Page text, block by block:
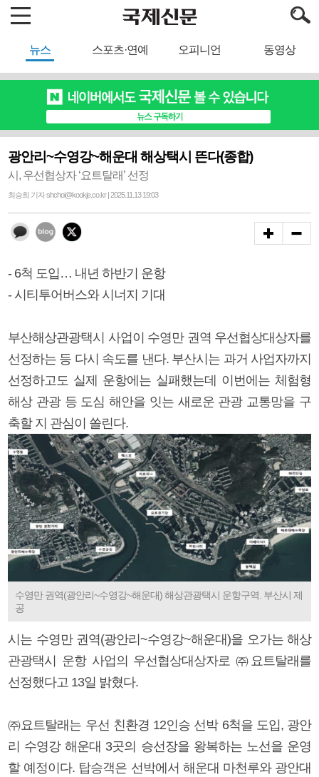
뉴스 스포츠·연예 오피니언 동영상
광안리~수영강~해운대 해상택시 뜬다(종합)
시, 우선협상자 ‘요트탈래’ 선정
최승희 기자 shchoi@kookje.co.kr | 2025.11.13 19:03
- 6척 도입… 내년 하반기 운항
- 시티투어버스와 시너지 기대
부산해상관광택시 사업이 수영만 권역 우선협상대상자를
선정하는 등 다시 속도를 낸다. 부산시는 과거 사업자까지
선정하고도 실제 운항에는 실패했는데 이번에는 체험형
해상 관광 등 도심 해안을 잇는 새로운 관광 교통망을 구
축할 지 관심이 쏠린다.
수영만 권역(광안리~수영강~해운대) 해상관광택시 운항구역. 부산시 제
공
시는 수영만 권역(광안리~수영강~해운대)을 오가는 해상
관광택시 운항 사업의 우선협상대상자로 ㈜요트탈래를
선정했다고 13일 밝혔다.
㈜요트탈래는 우선 친환경 12인승 선박 6척을 도입, 광안
리 수영강 해운대 3곳의 승선장을 왕복하는 노선을 운영
할 예정이다. 탑승객은 선박에서 해운대 마천루와 광안대